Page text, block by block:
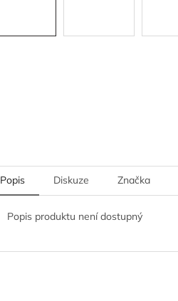
Popis Diskuze Značka
Popis produktu není dostupný